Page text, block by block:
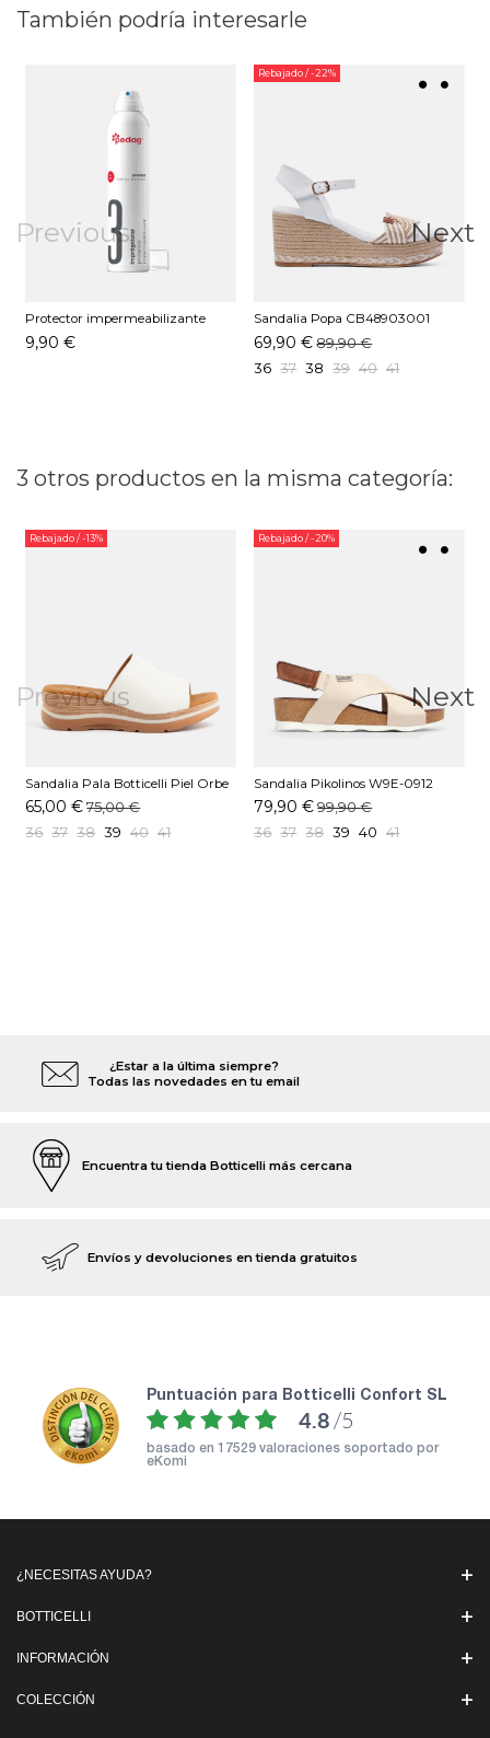
También podría interesarle
Previous
Protector impermeabilizante
Pedag 250 ML
9,90 €
Rebajado/ -22%
Sandalia Popa CB48903001
Blanco
69,90 € 89,90 €
36 37 38 39 40 41
Next
3 otros productos en la misma categoría:
Previous
Rebajado/ -13%
Sandalia Pala Botticelli Piel Orbe
Blanco
65,00 € 75,00 €
36 37 38 39 40 41
Rebajado/ -20%
Sandalia Pikolinos W9E-0912
Marfil
79,90 € 99,90 €
36 37 38 39 40 41
Next
¿Estar a la última siempre?
Todas las novedades en tu email
Encuentra tu tienda Botticelli más cercana
Envíos y devoluciones en tienda gratuitos
puntuación para Botticelli Confort SL
4.8 /5
basado en 17529 valoraciones soportado por
eKomi
¿NECESITAS AYUDA?
BOTTICELLI
INFORMACIÓN
COLECCIÓN